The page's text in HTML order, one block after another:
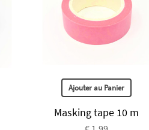
Ajouter au Panier
Masking tape 10 m